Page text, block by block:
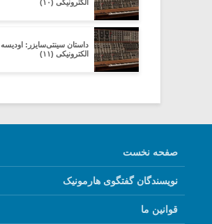
الکترونیکی (۱۰)
داستان سینتی‌سایزر: اودیسه
الکترونیکی (۱۱)
صفحه نخست
نویسندگان گفتگوی هارمونیک
قوانین ما